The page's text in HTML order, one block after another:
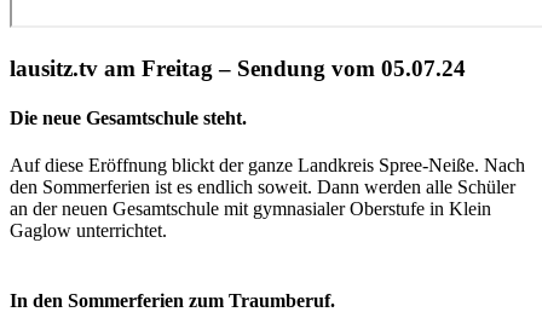
lausitz.tv am Freitag – Sendung vom 05.07.24
Die neue Gesamtschule steht.
Auf diese Eröffnung blickt der ganze Landkreis Spree-Neiße. Nach
den Sommerferien ist es endlich soweit. Dann werden alle Schüler
an der neuen Gesamtschule mit gymnasialer Oberstufe in Klein
Gaglow unterrichtet.
In den Sommerferien zum Traumberuf.